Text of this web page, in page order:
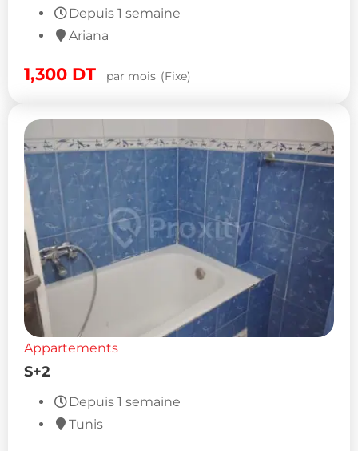
Depuis 1 semaine
Ariana
1,300 DT par mois (Fixe)
Appartements
S+2
Depuis 1 semaine
Tunis